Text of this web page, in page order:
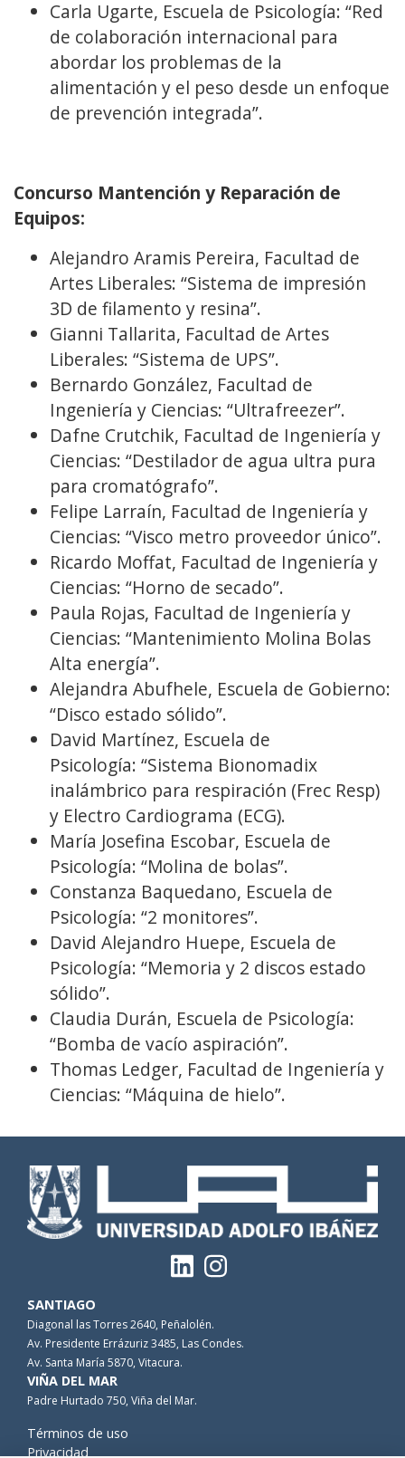
Carla Ugarte, Escuela de Psicología: “Red
de colaboración internacional para
abordar los problemas de la
alimentación y el peso desde un enfoque
de prevención integrada”.
Concurso Mantención y Reparación de
Equipos:
Alejandro Aramis Pereira, Facultad de
Artes Liberales: “Sistema de impresión
3D de filamento y resina”.
Gianni Tallarita, Facultad de Artes
Liberales: “Sistema de UPS”.
Bernardo González, Facultad de
Ingeniería y Ciencias: “Ultrafreezer”.
Dafne Crutchik, Facultad de Ingeniería y
Ciencias: “Destilador de agua ultra pura
para cromatógrafo”.
Felipe Larraín, Facultad de Ingeniería y
Ciencias: “Visco metro proveedor único”.
Ricardo Moffat, Facultad de Ingeniería y
Ciencias: “Horno de secado”.
Paula Rojas, Facultad de Ingeniería y
Ciencias: “Mantenimiento Molina Bolas
Alta energía”.
Alejandra Abufhele, Escuela de Gobierno:
“Disco estado sólido”.
David Martínez, Escuela de
Psicología: “Sistema Bionomadix
inalámbrico para respiración (Frec Resp)
y Electro Cardiograma (ECG).
María Josefina Escobar, Escuela de
Psicología: “Molina de bolas”.
Constanza Baquedano, Escuela de
Psicología: “2 monitores”.
David Alejandro Huepe, Escuela de
Psicología: “Memoria y 2 discos estado
sólido”.
Claudia Durán, Escuela de Psicología:
“Bomba de vacío aspiración”.
Thomas Ledger, Facultad de Ingeniería y
Ciencias: “Máquina de hielo”.
SANTIAGO
Diagonal las Torres 2640, Peñalolén.
Av. Presidente Errázuriz 3485, Las Condes.
Av. Santa María 5870, Vitacura.
VIÑA DEL MAR
Padre Hurtado 750, Viña del Mar.
Términos de uso
Privacidad